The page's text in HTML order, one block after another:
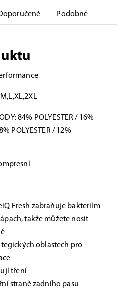
Podobné
POLYESTER / 16%
POLYESTER / 12%
Fresh zabraňuje bakteriím
takže můžete nosit
oblastech pro
tření
straně zadního pasu